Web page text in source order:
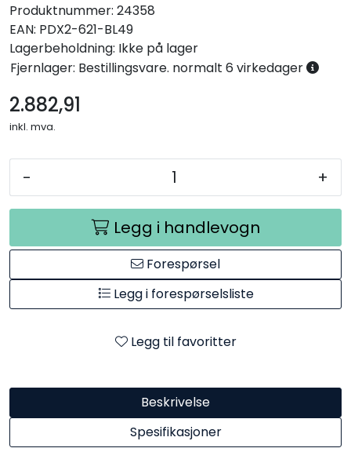
Produktnummer: 24358
EAN: PDX2-621-BL49
Lagerbeholdning: Ikke på lager
Fjernlager: Bestillingsvare. normalt 6 virkedager
2.882,91
inkl. mva.
- +
Legg i handlevogn
Forespørsel
Legg i forespørselsliste
Legg til favoritter
Beskrivelse
Spesifikasjoner